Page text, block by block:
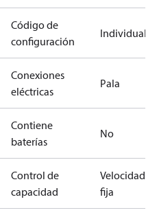
Código de
configuración
Individual
Conexiones
eléctricas
Pala
Contiene
baterías
No
Control de
capacidad
Velocidad
fija